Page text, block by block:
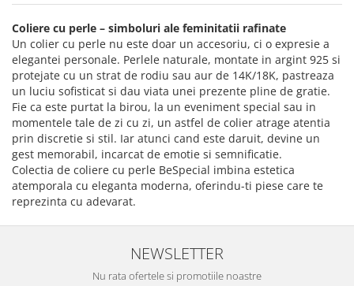
Coliere cu perle – simboluri ale feminitatii rafinate
Un colier cu perle nu este doar un accesoriu, ci o expresie a
elegantei personale. Perlele naturale, montate in argint 925 si
protejate cu un strat de rodiu sau aur de 14K/18K, pastreaza
un luciu sofisticat si dau viata unei prezente pline de gratie.
Fie ca este purtat la birou, la un eveniment special sau in
momentele tale de zi cu zi, un astfel de colier atrage atentia
prin discretie si stil. Iar atunci cand este daruit, devine un
gest memorabil, incarcat de emotie si semnificatie.
Colectia de coliere cu perle BeSpecial imbina estetica
atemporala cu eleganta moderna, oferindu-ti piese care te
reprezinta cu adevarat.
NEWSLETTER
Nu rata ofertele si promotiile noastre